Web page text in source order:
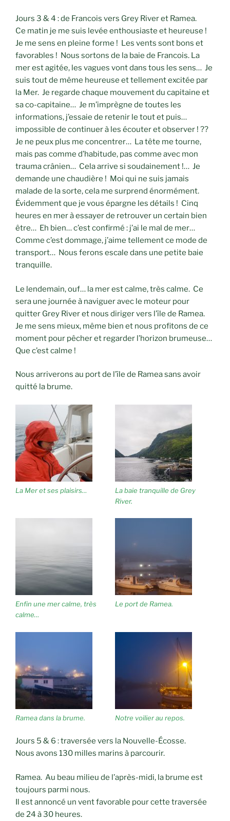
Jours 3 & 4 : de Francois vers Grey River et Ramea.
Ce matin je me suis levée enthousiaste et heureuse !
Je me sens en pleine forme ! Les vents sont bons et
favorables ! Nous sortons de la baie de Francois. La
mer est agitée, les vagues vont dans tous les sens… Je
suis tout de même heureuse et tellement excitée par
la Mer. Je regarde chaque mouvement du capitaine et
sa co-capitaine… Je m’imprègne de toutes les
informations, j’essaie de retenir le tout et puis…
impossible de continuer à les écouter et observer ! ??
Je ne peux plus me concentrer… La tête me tourne,
mais pas comme d’habitude, pas comme avec mon
trauma crânien… Cela arrive si soudainement !… Je
demande une chaudière ! Moi qui ne suis jamais
malade de la sorte, cela me surprend énormément.
Évidemment que je vous épargne les détails ! Cinq
heures en mer à essayer de retrouver un certain bien
être… Eh bien… c’est confirmé : j’ai le mal de mer…
Comme c’est dommage, j’aime tellement ce mode de
transport… Nous ferons escale dans une petite baie
tranquille.
Le lendemain, ouf… la mer est calme, très calme. Ce
sera une journée à naviguer avec le moteur pour
quitter Grey River et nous diriger vers l’île de Ramea.
Je me sens mieux, même bien et nous profitons de ce
moment pour pêcher et regarder l’horizon brumeuse…
Que c’est calme !
Nous arriverons au port de l’île de Ramea sans avoir
quitté la brume.
La Mer et ses plaisirs…
La baie tranquille de Grey
River.
Enfin une mer calme, très
calme…
Le port de Ramea.
Ramea dans la brume. Notre voilier au repos.
Jours 5 & 6 : traversée vers la Nouvelle-Écosse.
Nous avons 130 milles marins à parcourir.
Ramea. Au beau milieu de l’après-midi, la brume est
toujours parmi nous.
Il est annoncé un vent favorable pour cette traversée
de 24 à 30 heures.